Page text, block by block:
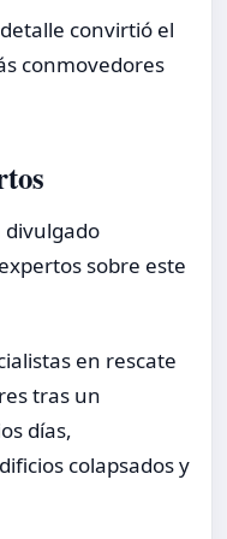
convirtió el
conmovedores
divulgado
sobre este
en rescate
tras un
días,
colapsados y